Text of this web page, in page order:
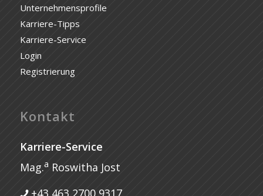
Unternehmensprofile
Karriere-Tipps
Karriere-Service
Login
Registrierung
Kontakt
Karriere-Service
Mag.a Roswitha Jost